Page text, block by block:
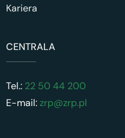
Kariera
CENTRALA
Tel.: 22 50 44 200
E-mail:zrp@zrp.pl